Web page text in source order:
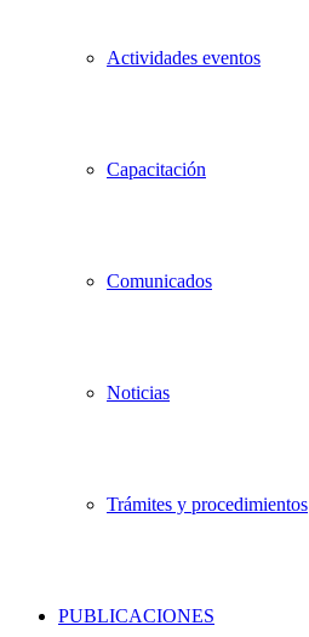
Actividades eventos
Capacitación
Comunicados
Noticias
Trámites y procedimientos
PUBLICACIONES